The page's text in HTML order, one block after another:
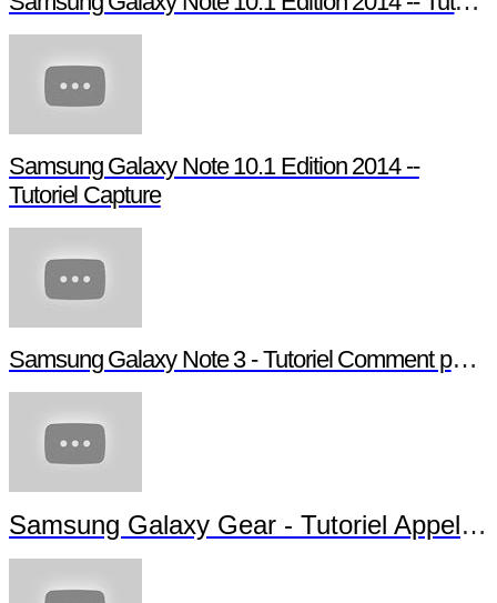
Samsung Galaxy Note 10.1 Edition 2014 --
Tutoriel Capture
Samsung Galaxy Note 3 - Tutoriel Comment paramétrer votre Note 3
Samsung Galaxy Gear - Tutoriel Appels et Messages